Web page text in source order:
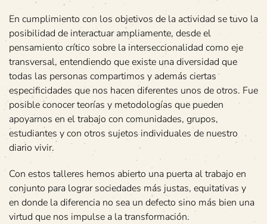
En cumplimiento con los objetivos de la actividad se tuvo la
posibilidad de interactuar ampliamente, desde el
pensamiento crítico sobre la interseccionalidad como eje
transversal, entendiendo que existe una diversidad que
todas las personas compartimos y además ciertas
especificidades que nos hacen diferentes unos de otros. Fue
posible conocer teorías y metodologías que pueden
apoyarnos en el trabajo con comunidades, grupos,
estudiantes y con otros sujetos individuales de nuestro
diario vivir.
Con estos talleres hemos abierto una puerta al trabajo en
conjunto para lograr sociedades más justas, equitativas y
en donde la diferencia no sea un defecto sino más bien una
virtud que nos impulse a la transformación.